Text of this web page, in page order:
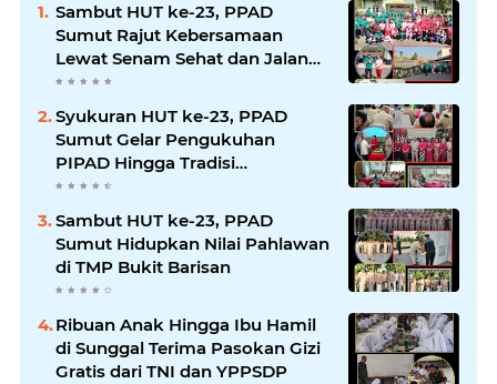
Sambut HUT ke-23, PPAD
Sumut Rajut Kebersamaan
Lewat Senam Sehat dan Jalan
Santai di Mako Bekangdam I/BB
Syukuran HUT ke-23, PPAD
Sumut Gelar Pengukuhan
PIPAD Hingga Tradisi
Kekeluargaan
Sambut HUT ke-23, PPAD
Sumut Hidupkan Nilai Pahlawan
di TMP Bukit Barisan
Ribuan Anak Hingga Ibu Hamil
di Sunggal Terima Pasokan Gizi
Gratis dari TNI dan YPPSDP